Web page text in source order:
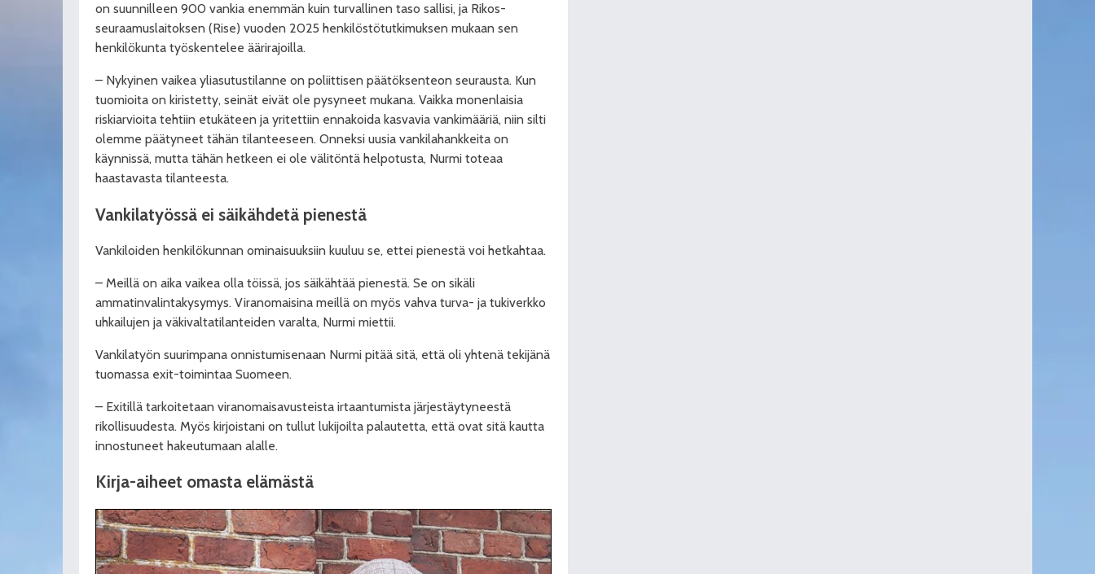
on suunnilleen 900 vankia enemmän kuin turvallinen taso sallisi, ja Rikos­
seuraamus­laitoksen (Rise) vuoden 2025 henkilöstötutkimuksen mukaan sen
henkilökunta työskentelee äärirajoilla.
– Nykyinen vaikea yliasutustilanne on poliittisen päätöksenteon seurausta. Kun
tuomioita on kiristetty, seinät eivät ole pysyneet mukana. Vaikka monenlaisia
riskiarvioita tehtiin etukäteen ja yritettiin ennakoida kasvavia vankimääriä, niin silti
olemme päätyneet tähän tilanteeseen. Onneksi uusia vankilahankkeita on
käynnissä, mutta tähän hetkeen ei ole välitöntä helpotusta, Nurmi toteaa
haastavasta tilanteesta.
Vankilatyössä ei säikähdetä pienestä
Vankiloiden henkilökunnan ominaisuuksiin kuuluu se, ettei pienestä voi hetkahtaa.
– Meillä on aika vaikea olla töissä, jos säikähtää pienestä. Se on sikäli
ammatinvalintakysymys. Viranomaisina meillä on myös vahva turva- ja tukiverkko
uhkailujen ja väkivaltatilanteiden varalta, Nurmi miettii.
Vankilatyön suurimpana onnistumisenaan Nurmi pitää sitä, että oli yhtenä tekijänä
tuomassa exit-toimintaa Suomeen.
– Exitillä tarkoitetaan viranomaisavusteista irtaantumista järjestäytyneestä
rikollisuudesta. Myös kirjoistani on tullut lukijoilta palautetta, että ovat sitä kautta
innostuneet hakeutumaan alalle.
Kirja-aiheet omasta elämästä